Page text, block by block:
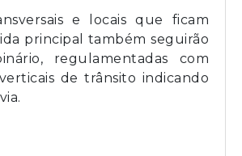
e locais que ficam
principal também seguirão
regulamentadas com
de trânsito indicando